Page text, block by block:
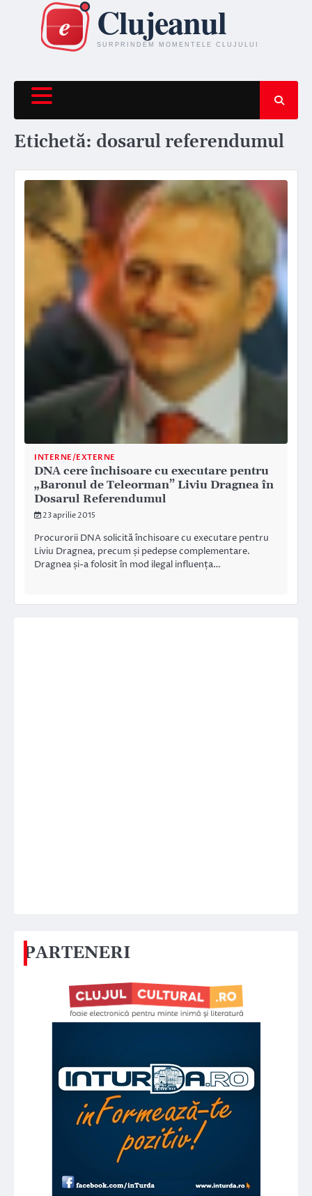
content
Etichetă: dosarul referendumul
INTERNE/EXTERNE
DNA cere închisoare cu executare pentru
„Baronul de Teleorman” Liviu Dragnea în
Dosarul Referendumul
23 aprilie 2015
Procurorii DNA solicită închisoare cu executare pentru
Liviu Dragnea, precum și pedepse complementare.
Dragnea și-a folosit în mod ilegal influența…
PARTENERI